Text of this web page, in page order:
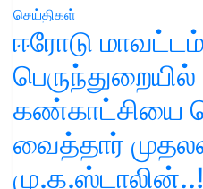
செய்திகள்
ஈரோடு மாவட்டம்
கண்காட்சியை
வைத்தார்